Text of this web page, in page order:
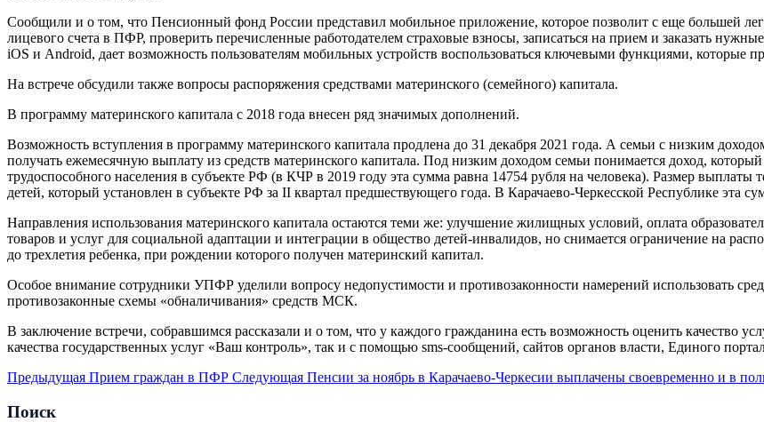
Сообщили и о том, что Пенсионный фонд России представил мобильное приложение, которое позволит с еще большей
лицевого счета в ПФР, проверить перечисленные работодателем страховые взносы, записаться на прием и заказать
iOS и Android, дает возможность пользователям мобильных устройств воспользоваться ключевыми функциями, которые
На встрече обсудили также вопросы распоряжения средствами материнского (семейного) капитала.
В программу материнского капитала с 2018 года внесен ряд значимых дополнений.
Возможность вступления в программу материнского капитала продлена до 31 декабря 2021 года. А семьи с низким
получать ежемесячную выплату из средств материнского капитала. Под низким доходом семьи понимается доход,
трудоспособного населения в субъекте РФ (в КЧР в 2019 году эта сумма равна 14754 рубля на человека). Размер
детей, который установлен в субъекте РФ за II квартал предшествующего года. В Карачаево-Черкесской Республике эта
Направления использования материнского капитала остаются теми же: улучшение жилищных условий, оплата
товаров и услуг для социальной адаптации и интеграции в общество детей-инвалидов, но снимается ограничение на
до трехлетия ребенка, при рождении которого получен материнский капитал.
Особое внимание сотрудники УПФР уделили вопросу недопустимости и противозаконности намерений использовать
противозаконные схемы «обналичивания» средств МСК.
В заключение встречи, собравшимся рассказали и о том, что у каждого гражданина есть возможность оценить качество
качества государственных услуг «Ваш контроль», так и с помощью sms-сообщений, сайтов органов власти, Единого
Предыдущая Прием граждан в ПФР Следующая Пенсии за ноябрь в Карачаево-Черкесии выплачены своевременно и в
Поиск